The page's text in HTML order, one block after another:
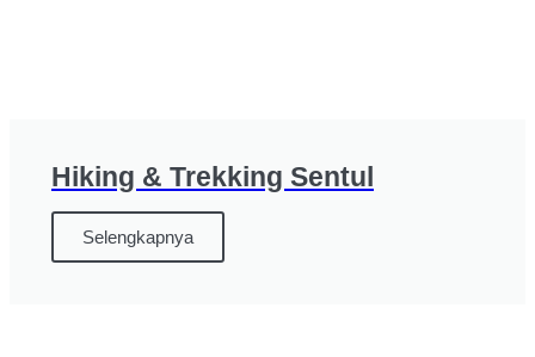
Hiking & Trekking Sentul
Selengkapnya